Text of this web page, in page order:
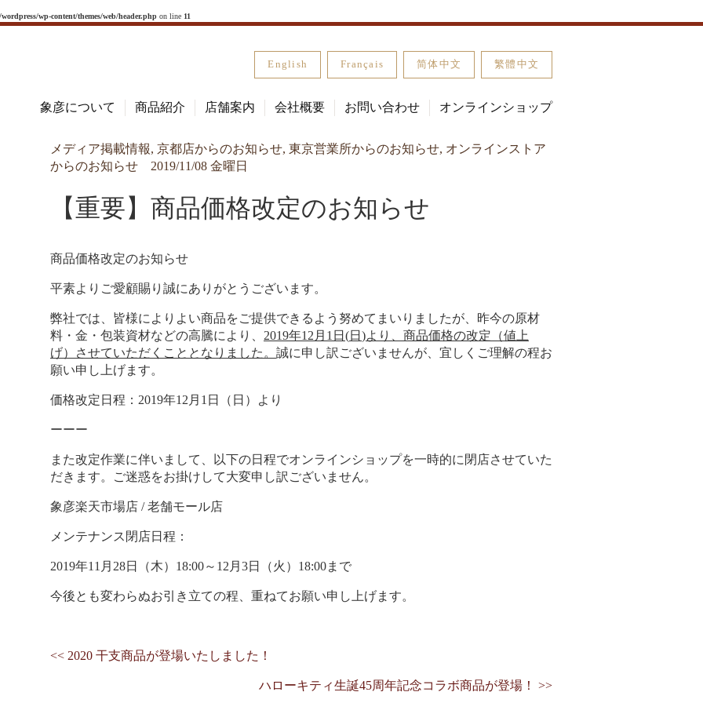
wp-content/themes/web/header.php on line 11
English Français 简体中文 繁體中文
象彦について 商品紹介 店舗案内 会社概要 お問い合わせ オンラインショップ
メディア掲載情報, 京都店からのお知らせ, 東京営業所からのお知らせ, オンラインストア
からのお知らせ2019/11/08 金曜日
【重要】商品価格改定のお知らせ
商品価格改定のお知らせ
平素よりご愛顧賜り誠にありがとうございます。
弊社では、皆様によりよい商品をご提供できるよう努めてまいりましたが、昨今の原材
料・金・包装資材などの高騰により、 2019年12 月 1 日 (日 )より、商品価格の改定（値上
げ）させていただくこととなりました。 誠に申し訳ございませんが、宜しくご理解の程お
願い申し上げます。
価格改定日程：2019年12月1日（日）より
ーーー
また改定作業に伴いまして、以下の日程でオンラインショップを一時的に閉店させていた
だきます。ご迷惑をお掛けして大変申し訳ございません。
象彦楽天市場店 / 老舗モール店
メンテナンス閉店日程：
2019年11月28日（木）18:00～12月3日（火）18:00まで
今後とも変わらぬお引き立ての程、重ねてお願い申し上げます。
<< 2020 干支商品が登場いたしました！
ハローキティ生誕45周年記念コラボ商品が登場！ >>